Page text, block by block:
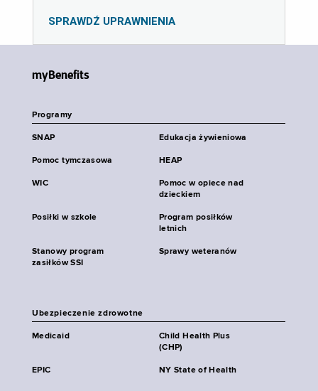
SPRAWDŹ UPRAWNIENIA
myBenefits
Programy
SNAP Edukacja żywieniowa
Pomoc tymczasowa HEAP
WIC
Pomoc w opiece nad
dzieckiem
Posiłki w szkole
Program posiłków
letnich
Stanowy program
zasiłków SSI
Sprawy weteranów
Ubezpieczenie zdrowotne
Medicaid
Child Health Plus
(CHP)
EPIC NY State of Health